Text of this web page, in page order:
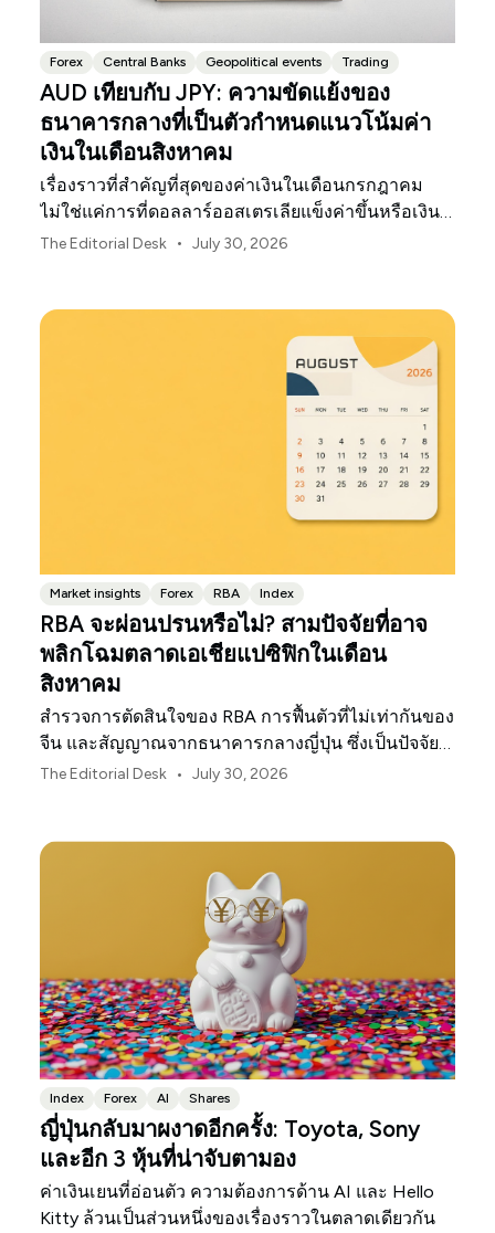
Forex Central Banks Geopolitical events Trading
AUD เทียบกับ JPY: ความขัดแย้งของ
ธนาคารกลางที่เป็นตัวกำหนดแนวโน้มค่า
เงินในเดือนสิงหาคม
เรื่องราวที่สำคัญที่สุดของค่าเงินในเดือนกรกฎาคม
ไม่ใช่แค่การที่ดอลลาร์ออสเตรเลียแข็งค่าขึ้นหรือเงิน
เยนของญี่ปุ่นอ่อนค่าลงเท่านั้น
The Editorial Desk • July 30, 2026
Market insights Forex RBA Index
RBA จะผ่อนปรนหรือไม่? สามปัจจัยที่อาจ
พลิกโฉมตลาดเอเชียแปซิฟิกในเดือน
สิงหาคม
สำรวจการตัดสินใจของ RBA การฟื้นตัวที่ไม่เท่ากันของ
จีน และสัญญาณจากธนาคารกลางญี่ปุ่น ซึ่งเป็นปัจจัย
กำหนดทิศทางตลาด ค่าเงิน และความเสี่ยงในภูมิภาค
The Editorial Desk • July 30, 2026
Index Forex AI Shares
ญี่ปุ่นกลับมาผงาดอีกครั้ง: Toyota, Sony
และอีก 3 หุ้นที่น่าจับตามอง
ค่าเงินเยนที่อ่อนตัว ความต้องการด้าน AI และ Hello
Kitty ล้วนเป็นส่วนหนึ่งของเรื่องราวในตลาดเดียวกัน